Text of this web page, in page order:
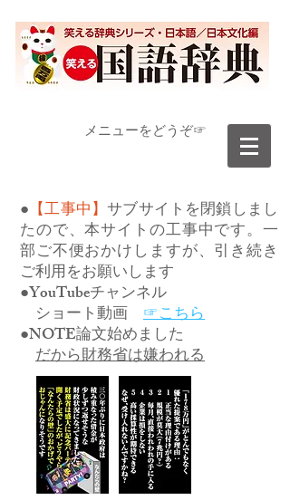
​メニューをどうぞ☞
● 【工事中】サブサイトを閉鎖しまし
たので、本サイトの工事中です。一
部ご不便おかけしますが、引き続き
ご利用をお願いします
●YouTubeチャンネル
ショート動画 ☞こちら
●NOTE論文始めました
だから財務省は嫌われる